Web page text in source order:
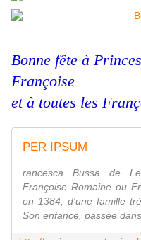
Bonne fête à
Françoise
et à toutes les
PER IPSUM
rancesca Bussa de
Françoise Romaine ou
en 1384, d'une famille
Son enfance, passée dans